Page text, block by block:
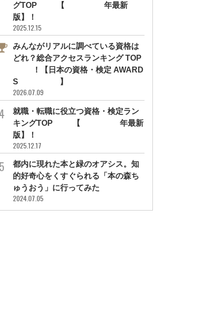
グTOP10【2026年最新
版】！
2025.12.15
みんながリアルに調べている資格は
どれ？総合アクセスランキング TOP
10！【日本の資格・検定 AWARD
S 2026】
2026.07.09
就職・転職に役立つ資格・検定ラン
キングTOP30【2026年最新
版】！
2025.12.17
都内に現れた本と緑のオアシス。知
的好奇心をくすぐられる「本の森ち
ゅうおう」に行ってみた
2024.07.05